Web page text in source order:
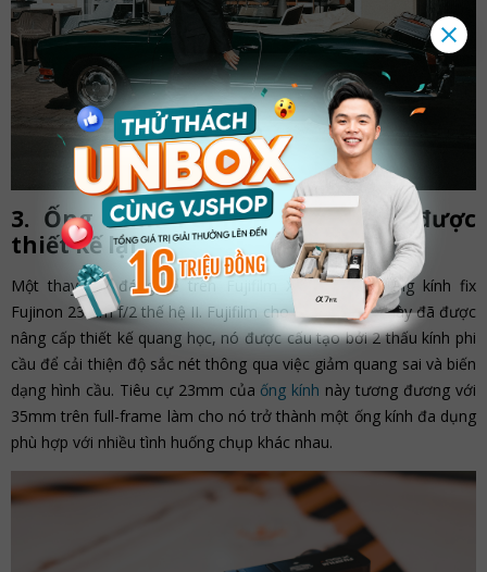
3. Ống kính Fujinon 23mm f/2 được
thiết kế lại
Một thay đổi đáng kể trên Fujifilm X100V đó là ống kính fix
Fujinon 23mm f/2 thế hệ II. Fujifilm cho biết ống kính này đã được
nâng cấp thiết kế quang học, nó được cấu tạo bởi 2 thấu kính phi
cầu để cải thiện độ sắc nét thông qua việc giảm quang sai và biến
dạng hình cầu. Tiêu cự 23mm của ống kính này tương đương với
35mm trên full-frame làm cho nó trở thành một ống kính đa dụng
phù hợp với nhiều tình huống chụp khác nhau.